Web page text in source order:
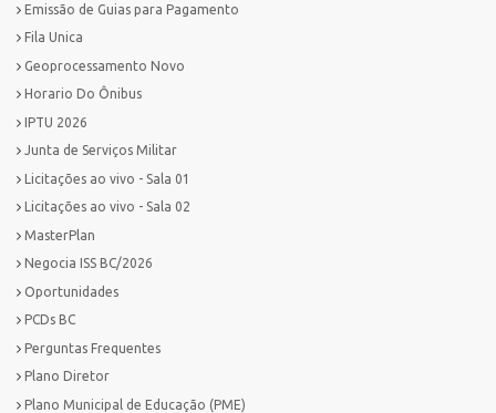
Emissão de Guias para Pagamento
Fila Unica
Geoprocessamento Novo
Horario Do Ônibus
IPTU 2026
Junta de Serviços Militar
Licitações ao vivo - Sala 01
Licitações ao vivo - Sala 02
MasterPlan
Negocia ISS BC/2026
Oportunidades
PCDs BC
Perguntas Frequentes
Plano Diretor
Plano Municipal de Educação (PME)